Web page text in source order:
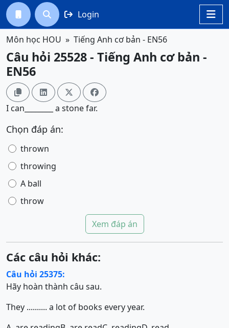

  Login
Môn học HOU Tiếng Anh cơ bản - EN56
Câu hỏi 25528 - Tiếng Anh cơ bản -
EN56
   
I can________ a stone far.
Chọn đáp án:
thrown
throwing
A ball
throw
Xem đáp án
Các câu hỏi khác:
Câu hỏi 25375:
Hãy hoàn thành câu sau.
They .......... a lot of books every year.